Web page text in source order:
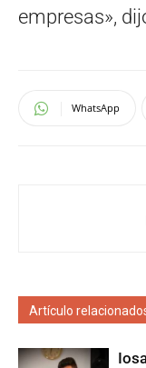
empresas»,
WhatsApp
Artículo